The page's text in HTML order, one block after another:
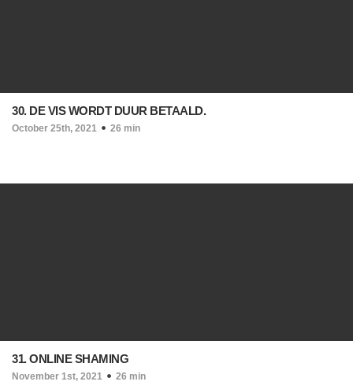
30. DE VIS WORDT DUUR BETAALD.
October 25th, 2021 26 min
31. ONLINE SHAMING
November 1st, 2021 26 min